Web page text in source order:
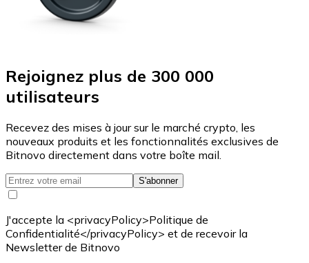
Rejoignez plus de 300 000
utilisateurs
Recevez des mises à jour sur le marché crypto, les
nouveaux produits et les fonctionnalités exclusives de
Bitnovo directement dans votre boîte mail.
S'abonner
J'accepte la <privacyPolicy>Politique de
Confidentialité</privacyPolicy> et de recevoir la
Newsletter de Bitnovo